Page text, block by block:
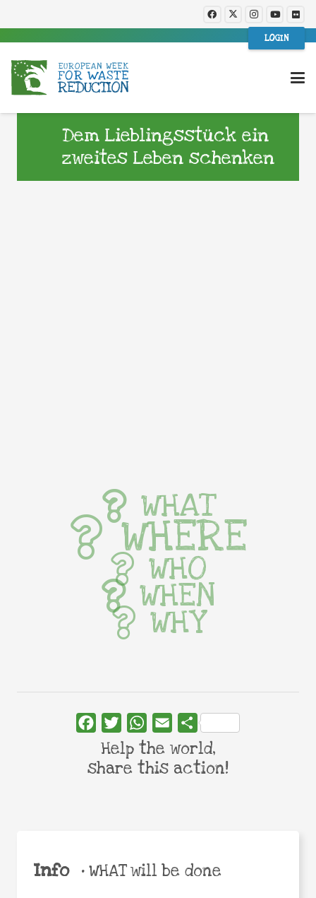
LOGIN
Dem Lieblingsstück ein
zweites Leben schenken
Info •WHAT will be done
WHAT
WHERE
WHO
WHEN
WHY
FacebookTwitterWhatsApp
Email Share
Help the world,
share this action!